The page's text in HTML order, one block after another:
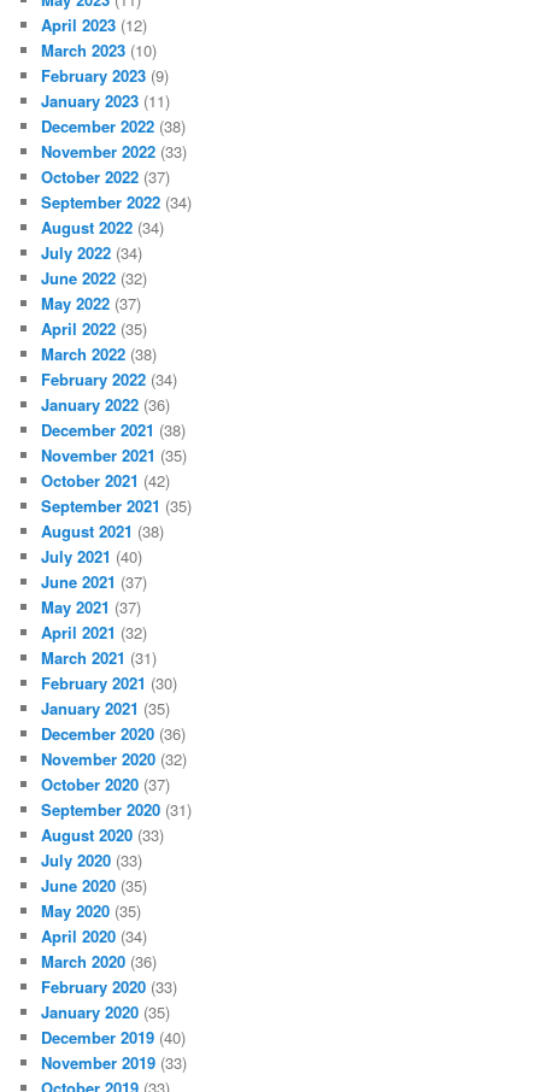
April 2023 (12)
March 2023 (10)
February 2023 (9)
January 2023 (11)
December 2022 (38)
November 2022 (33)
October 2022 (37)
September 2022 (34)
August 2022 (34)
July 2022 (34)
June 2022 (32)
May 2022 (37)
April 2022 (35)
March 2022 (38)
February 2022 (34)
January 2022 (36)
December 2021 (38)
November 2021 (35)
October 2021 (42)
September 2021 (35)
August 2021 (38)
July 2021 (40)
June 2021 (37)
May 2021 (37)
April 2021 (32)
March 2021 (31)
February 2021 (30)
January 2021 (35)
December 2020 (36)
November 2020 (32)
October 2020 (37)
September 2020 (31)
August 2020 (33)
July 2020 (33)
June 2020 (35)
May 2020 (35)
April 2020 (34)
March 2020 (36)
February 2020 (33)
January 2020 (35)
December 2019 (40)
November 2019 (33)